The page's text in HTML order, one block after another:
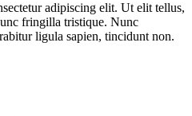
adipiscing elit. Ut elit tellus,
fringilla tristique. Nunc
ligula sapien, tincidunt non.